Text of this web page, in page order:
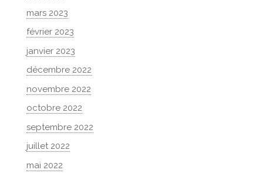
mars 2023
février 2023
janvier 2023
décembre 2022
novembre 2022
octobre 2022
septembre 2022
juillet 2022
mai 2022